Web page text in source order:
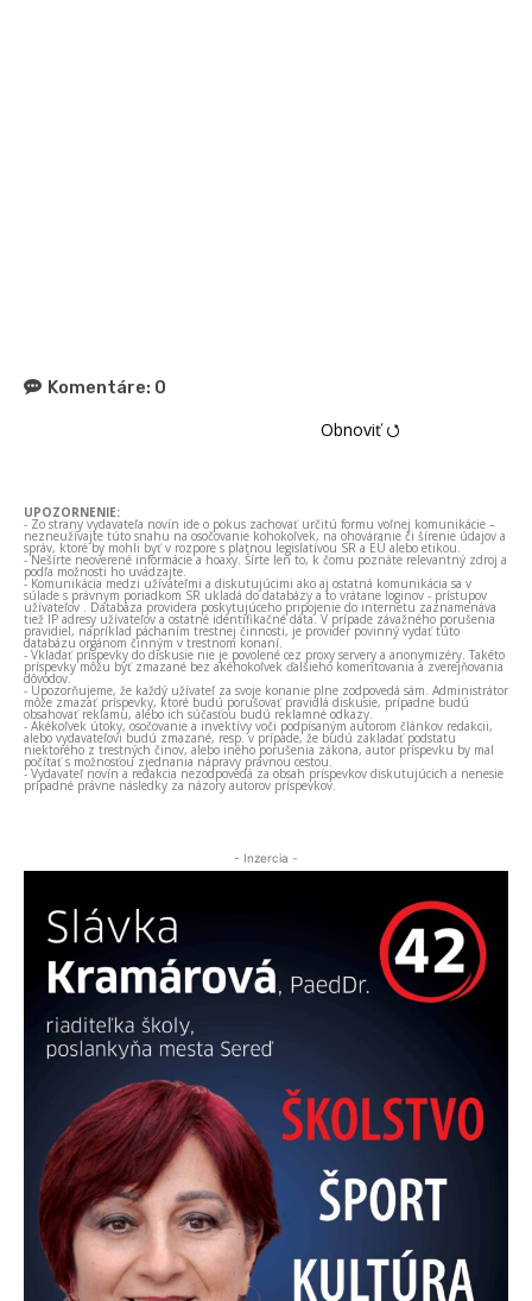
Komentáre: 0
Obnoviť ⭯
UPOZORNENIE:
- Zo strany vydavateľa novín ide o pokus zachovať určitú formu voľnej komunikácie –
nezneužívajte túto snahu na osočovanie kohokoľvek, na ohováranie či šírenie údajov a
správ, ktoré by mohli byť v rozpore s platnou legislatívou SR a EÚ alebo etikou.
- Nešírte neoverené informácie a hoaxy. Šírte len to, k čomu poznáte relevantný zdroj a
podľa možnosti ho uvádzajte.
- Komunikácia medzi užívateľmi a diskutujúcimi ako aj ostatná komunikácia sa v
súlade s právnym poriadkom SR ukladá do databázy a to vrátane loginov - prístupov
užívateľov . Databáza providera poskytujúceho pripojenie do internetu zaznamenáva
tiež IP adresy užívateľov a ostatné identifikačné dáta. V prípade závažného porušenia
pravidiel, napríklad páchaním trestnej činnosti, je provider povinný vydať túto
databázu orgánom činným v trestnom konaní.
- Vkladať príspevky do diskusie nie je povolené cez proxy servery a anonymizéry. Takéto
príspevky môžu byť zmazané bez akéhokoľvek ďalšieho komentovania a zverejňovania
dôvodov.
- Upozorňujeme, že každý užívateľ za svoje konanie plne zodpovedá sám. Administrátor
môže zmazať príspevky, ktoré budú porušovať pravidlá diskusie, prípadne budú
obsahovať reklamu, alebo ich súčasťou budú reklamné odkazy.
- Akékoľvek útoky, osočovanie a invektívy voči podpísaným autorom článkov redakcii,
alebo vydavateľovi budú zmazané, resp. v prípade, že budú zakladať podstatu
niektorého z trestných činov, alebo iného porušenia zákona, autor príspevku by mal
počítať s možnosťou zjednania nápravy právnou cestou.
- Vydavateľ novín a redakcia nezodpovedá za obsah príspevkov diskutujúcich a nenesie
prípadné právne následky za názory autorov príspevkov.
- Inzercia -